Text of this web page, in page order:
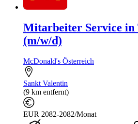
Mitarbeiter Service in
(m/w/d)
McDonald's Österreich
Sankt Valentin
(9 km entfernt)
EUR 2082-2082/Monat